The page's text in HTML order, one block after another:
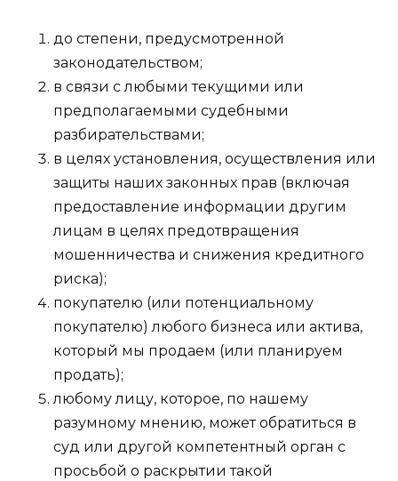
до степени, предусмотренной
законодательством;
в связи с любыми текущими или
предполагаемыми судебными
разбирательствами;
в целях установления, осуществления или
защиты наших законных прав (включая
предоставление информации другим
лицам в целях предотвращения
мошенничества и снижения кредитного
риска);
покупателю (или потенциальному
покупателю) любого бизнеса или актива,
который мы продаем (или планируем
продать);
любому лицу, которое, по нашему
разумному мнению, может обратиться в
суд или другой компетентный орган с
просьбой о раскрытии такой